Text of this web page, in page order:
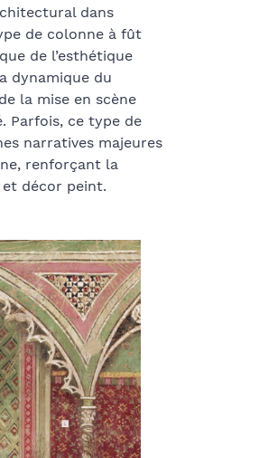
dans
de colonne à fût
de l’esthétique
dynamique du
la mise en scène
Parfois, ce type de
narratives majeures
renforçant la
décor peint.